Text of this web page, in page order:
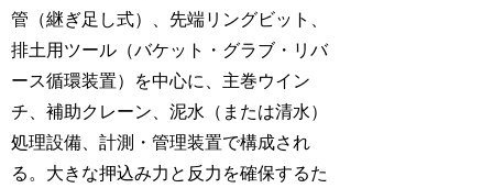
管（継ぎ足し式）、先端リングビット、
排土用ツール（バケット・グラブ・リバ
ース循環装置）を中心に、主巻ウイン
チ、補助クレーン、泥水（または清水）
処理設備、計測・管理装置で構成され
る。大きな押込み力と反力を確保するた